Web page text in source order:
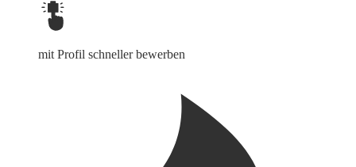
mit Profil schneller bewerben